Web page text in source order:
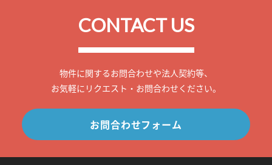
CONTACT US
物件に関するお問合わせや法人契約等、
お気軽にリクエスト・お問合わせください。
お問合わせフォーム